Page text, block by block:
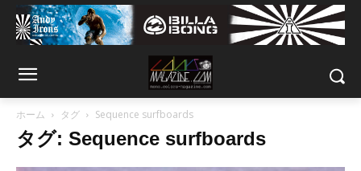
ホーム タグ Sequence surfboards
タグ: Sequence surfboards